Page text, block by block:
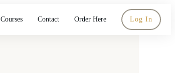
Courses Contact Order Here Log In